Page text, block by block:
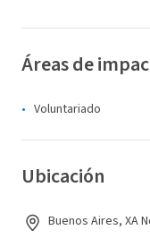
Áreas de
Voluntariado
Ubicación
Buenos Aires, XA